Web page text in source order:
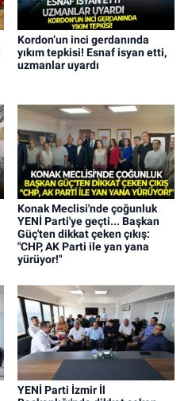
Kordon’un inci gerdanında
yıkım tepkisi! Esnaf isyan etti,
uzmanlar uyardı
Konak Meclisi'nde çoğunluk
YENİ Parti'ye geçti... Başkan
Güç'ten dikkat çeken çıkış:
"CHP, AK Parti ile yan yana
yürüyor!"
YENİ Parti İzmir İl